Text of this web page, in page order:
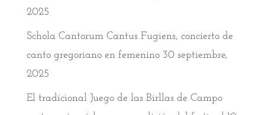
2025
Schola Cantorum Cantus Fugiens, concierto de
canto gregoriano en femenino 30 septiembre,
2025
El tradicional Juego de las Birllas de Campo